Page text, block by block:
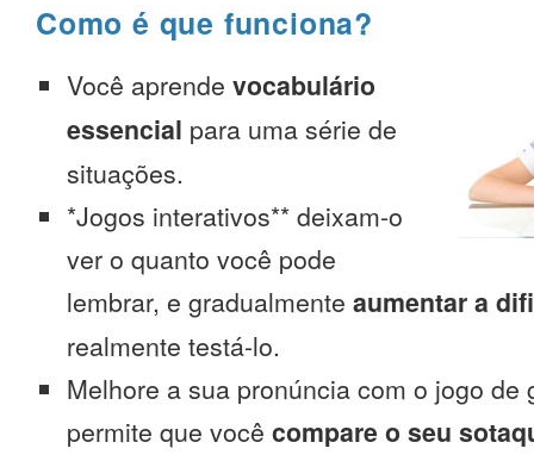
Como é que funciona?
Você aprende vocabulário
essencial para uma série de
situações.
*Jogos interativos** deixam-o
ver o quanto você pode
lembrar, e gradualmente aumentar a
realmente testá-lo.
Melhore a sua pronúncia com o jogo de
permite que você compare o seu